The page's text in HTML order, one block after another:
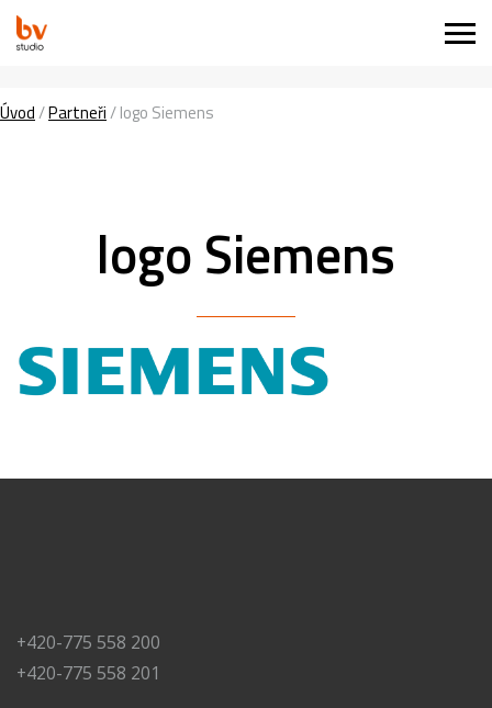
Úvod/Partneři/logo Siemens
logo Siemens
+420-775 558 200
+420-775 558 201